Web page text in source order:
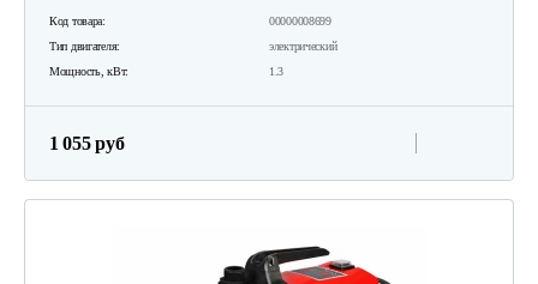
Код товара:
00000008699
Тип двигателя:
электрический
Мощность, кВт:
1.3
1 055 руб